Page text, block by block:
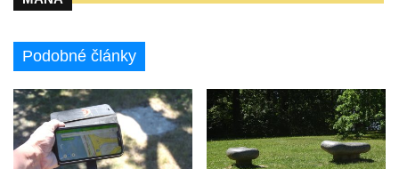
Socha Dívka s mušlí v ZOO Leipzig
Socha Atlet v ZOO Leipzig
Socha Marabu v ZOO Leipzig
Busta Karla Maxe Schneidera v ZOO
Podobné články